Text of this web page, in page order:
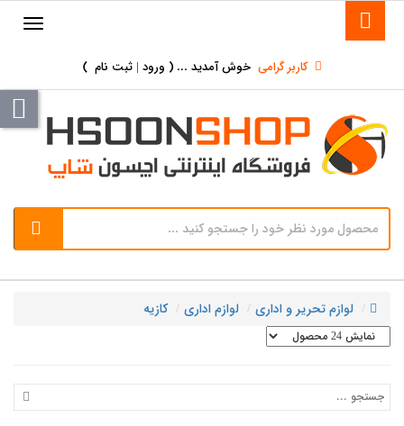
کاربر گرامی خوش آمدید ... ( ورود | ثبت نام )
لوازم تحریر و اداری لوازم اداری کازیه